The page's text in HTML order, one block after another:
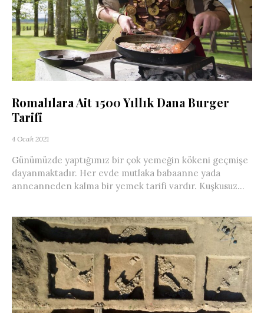
Romalılara Ait 1500 Yıllık Dana Burger
Tarifi
4 Ocak 2021
Günümüzde yaptığımız bir çok yemeğin kökeni geçmişe
dayanmaktadır. Her evde mutlaka babaanne yada
anneanneden kalma bir yemek tarifi vardır. Kuşkusuz...